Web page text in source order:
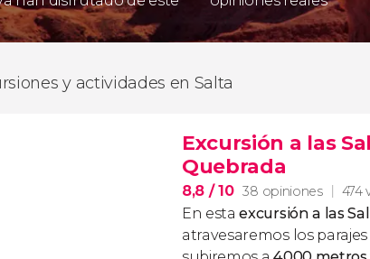
y actividades en Salta
Excursión a las
Quebrada
8,8 / 10 38 opiniones 474
En estaexcursión a las
atravesaremos los parajes